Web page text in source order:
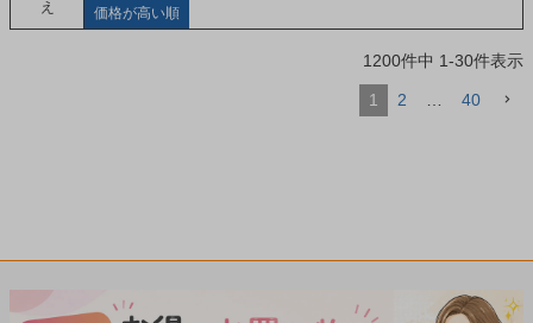
え
価格が高い順
1200件中 1-30件表示
1 2 … 40